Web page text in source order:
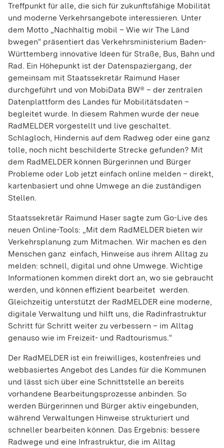
Treffpunkt für alle, die sich für zukunftsfähige Mobilität
und moderne Verkehrsangebote interessieren. Unter
dem Motto „Nachhaltig mobil – Wie wir The Länd
bwegen“ präsentiert das Verkehrsministerium Baden-
Württemberg innovative Ideen für Straße, Bus, Bahn und
Rad. Ein Höhepunkt ist der Datenspaziergang, der
gemeinsam mit Staatssekretär Raimund Haser
durchgeführt und von MobiData BW® – der zentralen
Datenplattform des Landes für Mobilitätsdaten –
begleitet wurde. In diesem Rahmen wurde der neue
RadMELDER vorgestellt und live geschaltet.
Schlagloch, Hindernis auf dem Radweg oder eine ganz
tolle, noch nicht beschilderte Strecke gefunden? Mit
dem RadMELDER können Bürgerinnen und Bürger
Probleme oder Lob jetzt einfach online melden – direkt,
kartenbasiert und ohne Umwege an die zuständigen
Stellen.
Staatssekretär Raimund Haser sagte zum Go-Live des
neuen Online-Tools: „Mit dem RadMELDER bieten wir
Verkehrsplanung zum Mitmachen. Wir machen es den
Menschen ganz einfach, Hinweise aus ihrem Alltag zu
melden: schnell, digital und ohne Umwege. Wichtige
Informationen kommen direkt dort an, wo sie gebraucht
werden, und können effizient bearbeitet werden.
Gleichzeitig unterstützt der RadMELDER eine moderne,
digitale Verwaltung und hilft uns, die Radinfrastruktur
Schritt für Schritt weiter zu verbessern – im Alltag
genauso wie im Freizeit- und Radtourismus.“
Der RadMELDER ist ein freiwilliges, kostenfreies und
webbasiertes Angebot des Landes für die Kommunen
und lässt sich über eine Schnittstelle an bereits
vorhandene Bearbeitungsprozesse anbinden. So
werden Bürgerinnen und Bürger aktiv eingebunden,
während Verwaltungen Hinweise strukturiert und
schneller bearbeiten können. Das Ergebnis: bessere
Radwege und eine Infrastruktur, die im Alltag
Matomo
Name:
_pk_id, _pk_ref
Anbieter:
rad­kul­tur-bw.de
Zweck:
Coo­kie von Matomo für Web­site-Ana­ly­sen. Wird
ver­wen­det, um einige Details über den Benut­zer zu
spei­chern, wie z.B. die ein­deu­tige Besu­cher-ID
Cookie Laufzeit:
12 Monate, 6 Monate
EXTERNE MEDIEN
Plattformen sowie anderen externen Domains
werden standardmäßig blockiert. Wenn Cookies
von externen Medien akzeptiert werden, bedarf der
Zugriff auf diese Inhalte keiner manuellen
Zustimmung mehr.
Instagram
Name:
act, csrftoken, ds_user_id, ig_did, mid, rur,
sessionid, shbid, shbts, spin, urlgen
Anbieter:
Instagram (Meta Platforms Ireland Limited)
Zweck:
Wird verwendet, um Instagram-Inhalte auf der
Website anzuzeigen und mit dem sozialen
Netzwerk zu interagieren. Dabei können